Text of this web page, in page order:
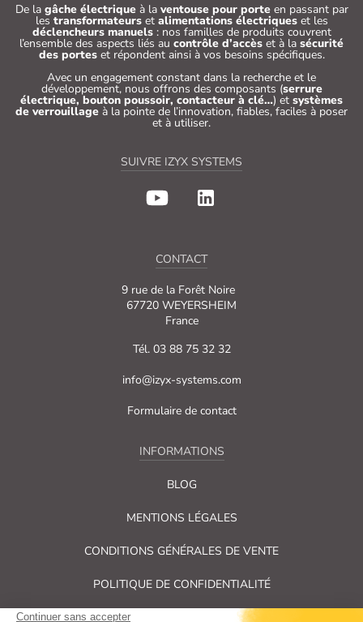
De la gâche électriqueà la ventouse pour porteen passant par
les transformateurset alimentations électriqueset les
déclencheurs manuels: nos familles de produits couvrent
l’ensemble des aspects liés au contrôle d’accès et à la sécurité
des porteset répondent ainsi à vos besoins spécifiques.
Avec un engagement constant dans la recherche et le
développement, nous offrons des composants (serrure
électrique, bouton poussoir, contacteur à clé…) et systèmes
de verrouillage à la pointe de l’innovation, fiables, faciles à poser
et à utiliser.
SUIVRE IZYX SYSTEMS
CONTACT
9 rue de la Forêt Noire
67720 WEYERSHEIM
France
Tél. 03 88 75 32 32
info@izyx-systems.com
Formulaire de contact
INFORMATIONS
BLOG
MENTIONS LÉGALES
CONDITIONS GÉNÉRALES DE VENTE
POLITIQUE DE CONFIDENTIALITÉ